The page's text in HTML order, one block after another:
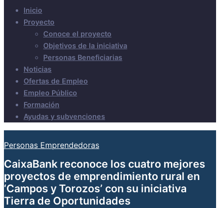
Inicio
Proyecto
Conoce el proyecto
Objetivos de la iniciativa
Personas Beneficiarias
Noticias
Ofertas de Empleo
Empleo Público
Formación
Ayudas y subvenciones
Personas Emprendedoras
CaixaBank reconoce los cuatro mejores
proyectos de emprendimiento rural en
‘Campos y Torozos’ con su iniciativa
Tierra de Oportunidades